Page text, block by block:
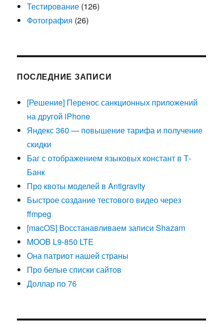
Тестирование (126)
Фотография (26)
ПОСЛЕДНИЕ ЗАПИСИ
[Решение] Перенос санкционных приложений
на другой iPhone
Яндекс 360 — повышение тарифа и получение
скидки
Баг с отображением языковых констант в Т-
Банк
Про квоты моделей в Antigravity
Быстрое создание тестового видео через
ffmpeg
[macOS] Восстанавливаем записи Shazam
MOOB L9-850 LTE
Она патриот нашей страны
Про белые списки сайтов
Доллар по 76